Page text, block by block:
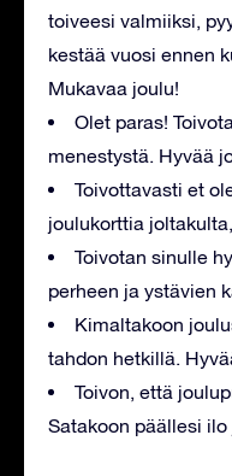
toiveesi valmiiksi,
kestää vuosi ennen
Mukavaa joulu!
Olet paras!
menestystä. Hyvää
Toivottavasti et
joulukorttia
Toivotan sinulle
perheen ja ystävien
Kimaltakoon
tahdon hetkillä.
Toivon, että
Satakoon päällesi